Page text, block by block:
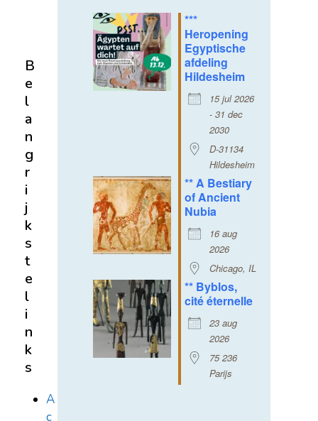
***
Heropening
Egyptische
afdeling
Hildesheim
15 jul 2026
- 31 dec
2030
D-31134
Hildesheim
** A Bestiary
of Ancient
Nubia
16 aug
2026
Chicago, IL
** Byblos,
cité éternelle
23 aug
2026
75 236
Parijs
B
e
l
a
n
g
r
i
j
k
s
t
e
l
i
n
k
s
A
c